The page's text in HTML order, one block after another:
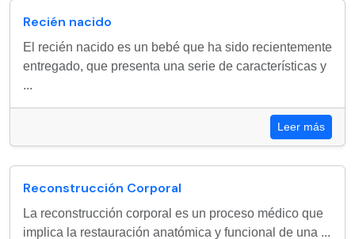
Recién nacido
El recién nacido es un bebé que ha sido recientemente
entregado, que presenta una serie de características y
...
Leer más
Reconstrucción Corporal
La reconstrucción corporal es un proceso médico que
implica la restauración anatómica y funcional de una ...